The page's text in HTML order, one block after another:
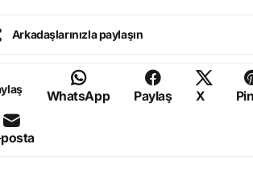
Arkadaşlarınızla paylaşın
WhatsApp Paylaş X